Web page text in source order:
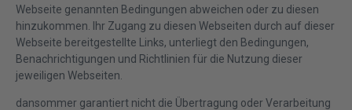
Webseite genannten Bedingungen abweichen oder zu diesen
hinzukommen. Ihr Zugang zu diesen Webseiten durch auf dieser
Webseite bereitgestellte Links, unterliegt den Bedingungen,
Benachrichtigungen und Richtlinien für die Nutzung dieser
jeweiligen Webseiten.
dansommer garantiert nicht die Übertragung oder Verarbeitung